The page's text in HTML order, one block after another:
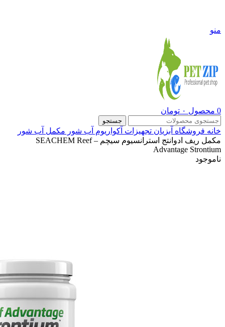
منو
0 محصول ۰ تومان
جستجو
خانه فروشگاه آبزیان تجهیزات آکواریوم آب شور مکمل آب شور
مکمل ریف ادوانتج استرانسیوم سیچم – SEACHEM Reef
Advantage Strontium
ناموجود